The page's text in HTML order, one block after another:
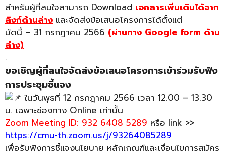
สำหรับผู้ที่สนใจสามารถ Download เอกสารเพิ่มเติมได้จาก
ลิงก์ด้านล่าง และจัดส่งข้อเสนอโครงการได้ตั้งแต่
บัดนี้ – 31 กรกฎาคม 2566 (ผ่านทาง Google form ด้าน
ล่าง)
.
ขอเชิญผู้ที่สนใจจัดส่งข้อเสนอโครงการเข้าร่วมรับฟัง
การประชุมชี้แจง
ในวันพุธที่ 12 กรกฎาคม 2566 เวลา 12.00 – 13.30
น. เฉพาะช่องทาง Online เท่านั้น
Zoom Meeting ID: 932 6408 5289 หรือ link >>
https://cmu-th.zoom.us/j/93264085289
เพื่อรับฟังการชี้แจงนโยบาย หลักเกณฑ์และเงื่อนไขการสมัคร